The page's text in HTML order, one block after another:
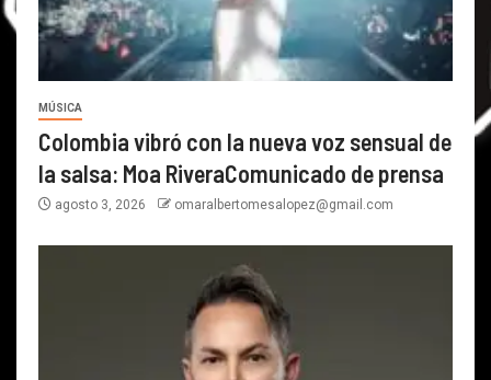
MÚSICA
Colombia vibró con la nueva voz sensual de
la salsa: Moa RiveraComunicado de prensa
agosto 3, 2026 omaralbertomesalopez@gmail.com